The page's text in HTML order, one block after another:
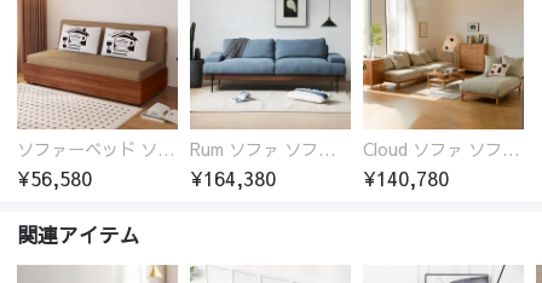
ソファーベッド ソファベッド 2人 3人掛け 「幅100～180cm」ソファー ソファーベッド 1人掛け 2人掛け 3人掛け 収納付き 北欧 コンパクト-fsx-1005
¥56,580
Rum ソファ ソファー おしゃれ 1人掛け～4人掛け ウォールナットorオーク材フレーム 西海岸風 肘掛
¥164,380
Cloud ソファ ソファーおしゃれ 1人掛け～3人掛け チェリー材フレーム 木製 北欧 おしゃれ 5カラー 自由レイアウト
¥140,780
関連アイテム